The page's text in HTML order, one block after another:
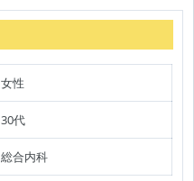
女性
30代
総合内科